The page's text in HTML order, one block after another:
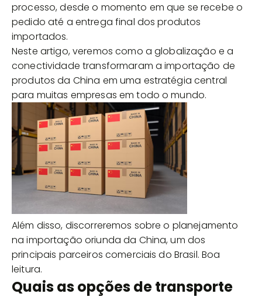
processo, desde o momento em que se recebe o
pedido até a entrega final dos produtos
importados.
Neste artigo, veremos como a globalização e a
conectividade transformaram a importação de
produtos da China em uma estratégia central
para muitas empresas em todo o mundo.
Além disso, discorreremos sobre o planejamento
na importação oriunda da China, um dos
principais parceiros comerciais do Brasil. Boa
leitura.
Quais as opções de transporte